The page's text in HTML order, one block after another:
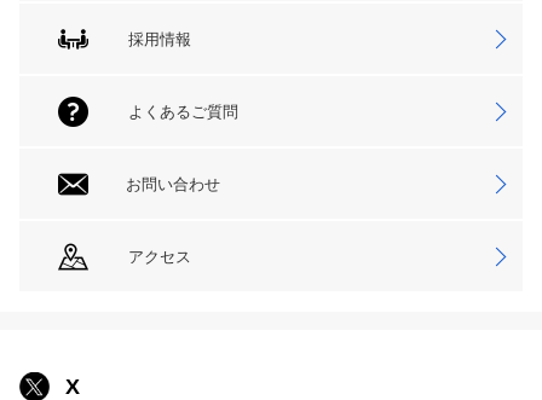
採用情報
よくあるご質問
お問い合わせ
アクセス
X